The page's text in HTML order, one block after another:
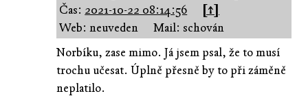
Čas: 2021-10-22 08:14:56
[↑]
Web: neuveden
Mail: schován
Norbíku, zase mimo. Já jsem psal, že to musí
trochu učesat. Úplně přesně by to při záměně
neplatilo.